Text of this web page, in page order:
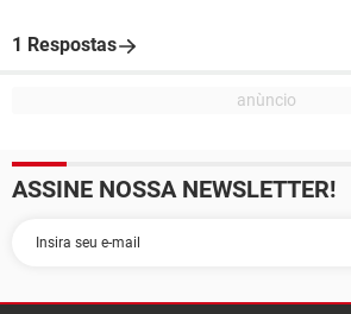
1 Respostas
ASSINE NOSSA NEWSLETTER!